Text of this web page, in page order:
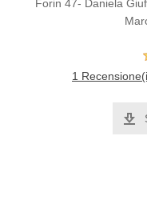
Forin 47- Daniela
1